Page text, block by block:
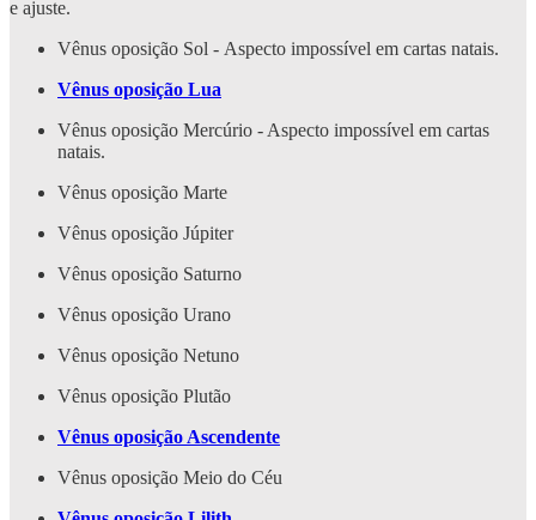
e ajuste.
Vênus oposição Sol - Aspecto impossível em cartas natais.
Vênus oposição Lua
Vênus oposição Mercúrio - Aspecto impossível em cartas
natais.
Vênus oposição Marte
Vênus oposição Júpiter
Vênus oposição Saturno
Vênus oposição Urano
Vênus oposição Netuno
Vênus oposição Plutão
Vênus oposição Ascendente
Vênus oposição Meio do Céu